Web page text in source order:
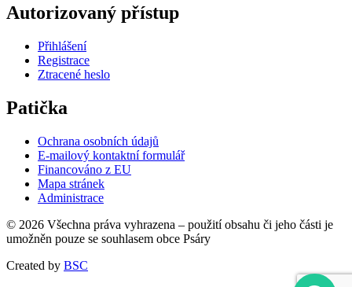
Autorizovaný přístup
Přihlášení
Registrace
Ztracené heslo
Patička
Ochrana osobních údajů
E-mailový kontaktní formulář
Financováno z EU
Mapa stránek
Administrace
© 2026 Všechna práva vyhrazena – použití obsahu či jeho části je
umožněn pouze se souhlasem obce Psáry
Created by BSC